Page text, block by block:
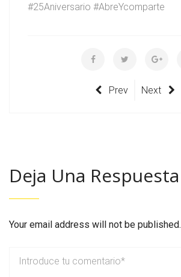
#25Aniversario #AbreYcomparte
Prev Next
Deja Una Respuesta
Your email address will not be published.